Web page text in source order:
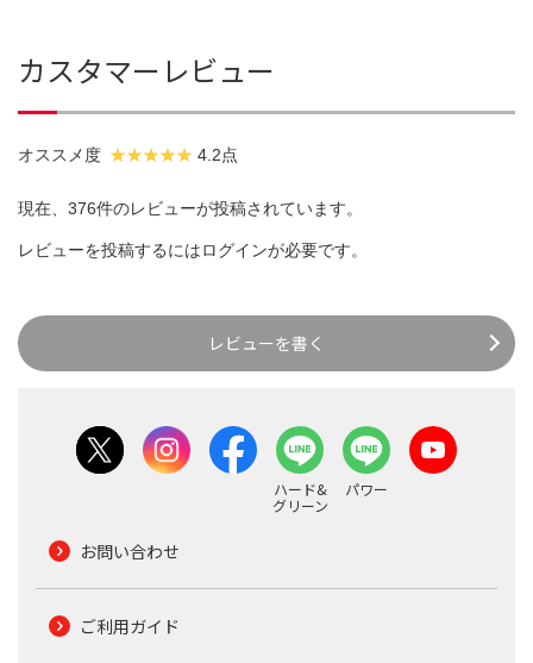
カスタマーレビュー
オススメ度 4.2点
現在、376件のレビューが投稿されています。
レビューを投稿するにはログインが必要です。
レビューを書く
ハード&
グリーン
パワー
お問い合わせ
ご利用ガイド